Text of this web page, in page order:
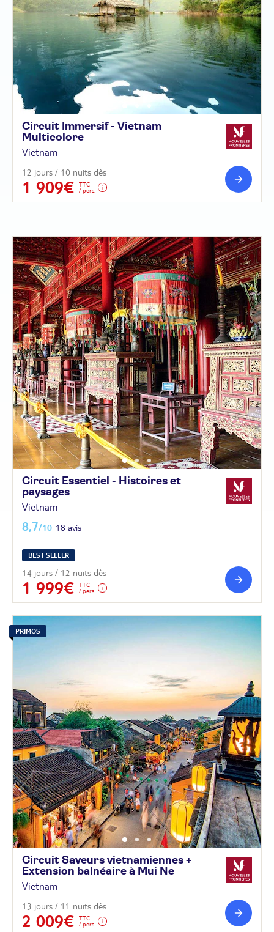
Circuit Immersif - Vietnam
Multicolore
Vietnam
12 jours / 10 nuits dès
1 909€
TTC
/ pers.
Circuit Essentiel - Histoires et
paysages
Vietnam
8,7/10 18 avis
BEST SELLER
14 jours / 12 nuits dès
1 999€
TTC
/ pers.
PRIMOS
Circuit Saveurs vietnamiennes +
Extension balnéaire à Mui Ne
Vietnam
13 jours / 11 nuits dès
2 009€
TTC
/ pers.